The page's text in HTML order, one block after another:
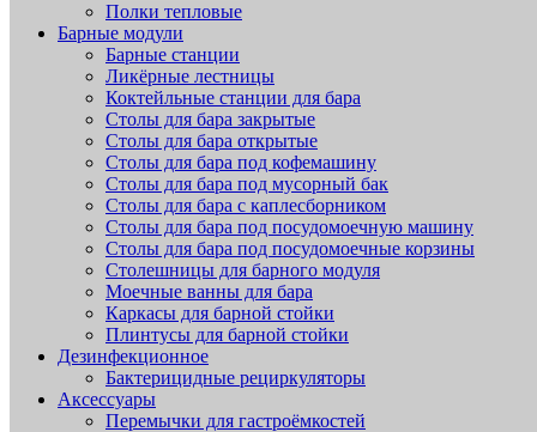
Полки тепловые
Барные модули
Барные станции
Ликёрные лестницы
Коктейльные станции для бара
Столы для бара закрытые
Столы для бара открытые
Столы для бара под кофемашину
Столы для бара под мусорный бак
Столы для бара с каплесборником
Столы для бара под посудомоечную машину
Столы для бара под посудомоечные корзины
Столешницы для барного модуля
Моечные ванны для бара
Каркасы для барной стойки
Плинтусы для барной стойки
Дезинфекционное
Бактерицидные рециркуляторы
Аксессуары
Перемычки для гастроёмкостей